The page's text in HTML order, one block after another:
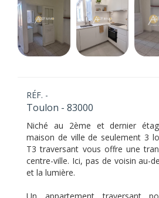
RÉF. -
Toulon - 83000
Niché au 2ème et dernier
maison de ville de seulement 3
T3 traversant vous offre une
centre-ville. Ici, pas de voisin au-
et la lumière.